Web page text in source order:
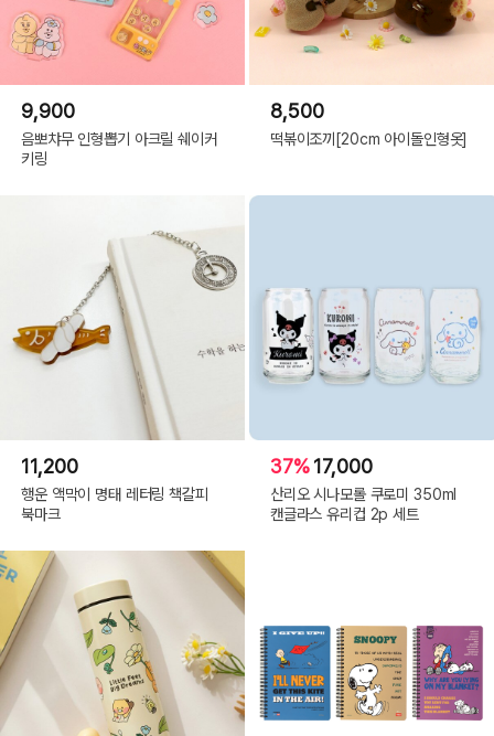
9,900
음뽀챠무 인형뽑기 아크릴 쉐이커
키링
8,500
떡볶이조끼[20cm 아이돌인형옷]
11,200
행운 액막이 명태 레터링 책갈피
북마크
37%17,000
산리오 시나모롤 쿠로미 350ml
캔글라스 유리컵 2p 세트